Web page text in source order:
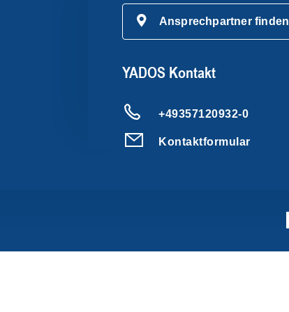
Ansprechpartner finden
YADOS Kontakt
+49357120932-0
Kontaktformular